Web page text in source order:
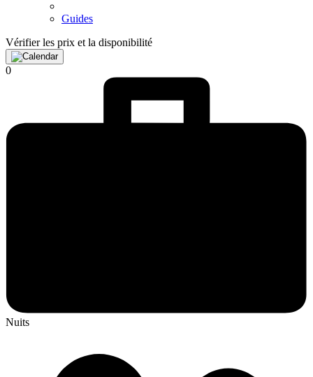
Guides
Vérifier les prix et la disponibilité
0
Nuits